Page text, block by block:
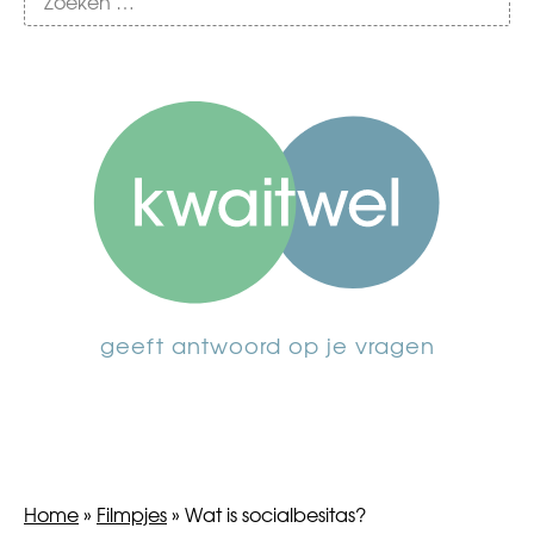
geeft antwoord op je vragen
Home» Filmpjes» Wat is socialbesitas?